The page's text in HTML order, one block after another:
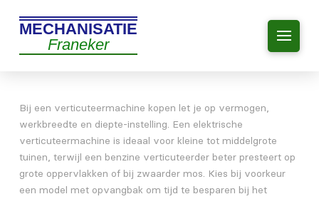
MECHANISATIE
Franeker
Bij een verticuteermachine kopen let je op vermogen,
werkbreedte en diepte-instelling. Een elektrische
verticuteermachine is ideaal voor kleine tot middelgrote
tuinen, terwijl een benzine verticuteerder beter presteert op
grote oppervlakken of bij zwaarder mos. Kies bij voorkeur
een model met opvangbak om tijd te besparen bij het